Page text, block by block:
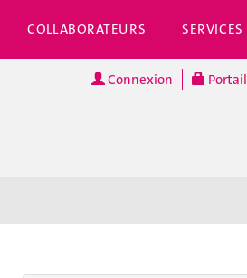
COLLABORATEURS SERVICES
Connexion Portail